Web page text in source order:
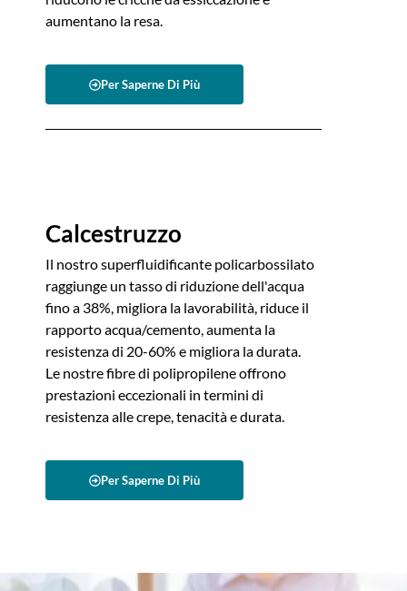
aumentano la resa.
Per Saperne Di Più
Calcestruzzo
Il nostro superfluidificante policarbossilato
raggiunge un tasso di riduzione dell'acqua
fino a 38%, migliora la lavorabilità, riduce il
rapporto acqua/cemento, aumenta la
resistenza di 20-60% e migliora la durata.
Le nostre fibre di polipropilene offrono
prestazioni eccezionali in termini di
resistenza alle crepe, tenacità e durata.
Per Saperne Di Più